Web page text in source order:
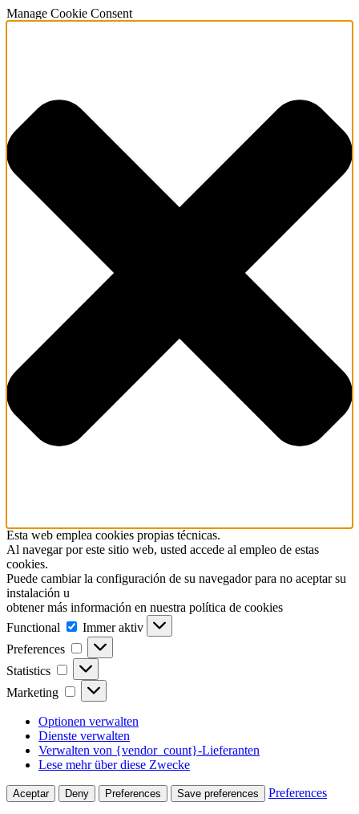
Manage Cookie Consent
Esta web emplea cookies propias técnicas.
Al navegar por este sitio web, usted accede al empleo de estas
cookies.
Puede cambiar la configuración de su navegador para no aceptar su
instalación u
obtener más información en nuestra política de cookies
Functional
Functional
Immer aktiv
Preferences
Preferences
Statistics Statistics
Marketing Marketing
Optionen verwalten
Dienste verwalten
Verwalten von {vendor_count}-Lieferanten
Lese mehr über diese Zwecke
Aceptar Deny Preferences Save preferences Preferences